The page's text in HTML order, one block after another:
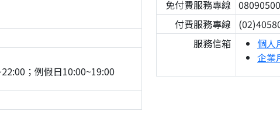
；例假日10:00~19:00
免付費服務專線
付費服務專線
服務信箱
個人
企業